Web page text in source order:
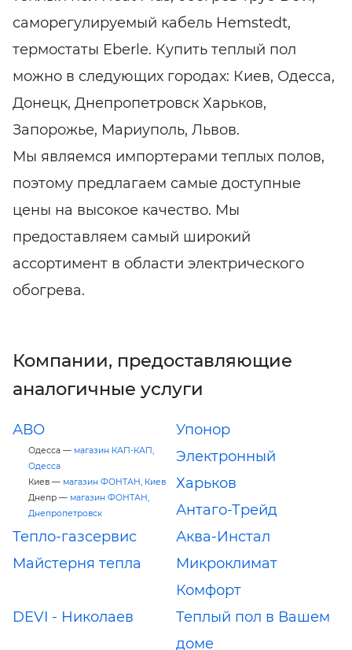
саморегулируемый кабель Hemstedt,
термостаты Eberle. Купить теплый пол
можно в следующих городах: Киев, Одесса,
Донецк, Днепропетровск Харьков,
Запорожье, Мариуполь, Львов.
Мы являемся импортерами теплых полов,
поэтому предлагаем самые доступные
цены на высокое качество. Мы
предоставляем самый широкий
ассортимент в области электрического
обогрева.
Компании, предоставляющие
аналогичные услуги
АВО
Одесса — магазин КАП-КАП,
Одесса
Киев — магазин ФОНТАН, Киев
Днепр — магазин ФОНТАН,
Днепропетровск
Упонор
Электронный
Харьков
Антаго-Трейд
Тепло-газсервис
Аква-Инстал
Майстерня тепла
Микроклимат
Комфорт
DEVI - Николаев
Теплый пол в Вашем
доме